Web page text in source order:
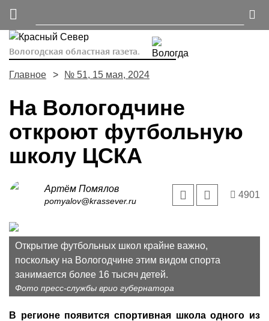
Вологодская областная газета.
Главное № 51, 15 мая, 2024
На Вологодчине
откроют футбольную
школу ЦСКА
Артём Помялов
pomyalov@krassever.ru
4901
Открытие футбольных школ крайне важно,
поскольку на Вологодчине этим видом спорта
занимается более 16 тысяч детей.
Фото пресс-службы врио губернатора
В регионе появится спортивная школа одного из